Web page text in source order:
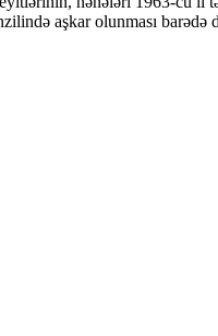
aşkar olunması barədə